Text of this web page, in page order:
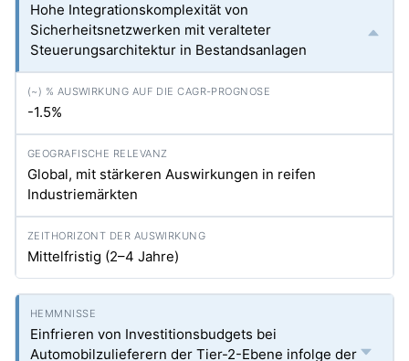
Hohe Integrationskomplexität von
Sicherheitsnetzwerken mit veralteter
Steuerungsarchitektur in Bestandsanlagen
-1.5%
Global, mit stärkeren Auswirkungen in reifen
Industriemärkten
Mittelfristig (2–4 Jahre)
Einfrieren von Investitionsbudgets bei
Automobilzulieferern der Tier-2-Ebene infolge der